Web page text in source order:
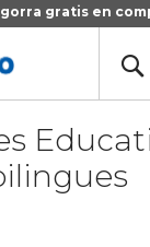
gratis en